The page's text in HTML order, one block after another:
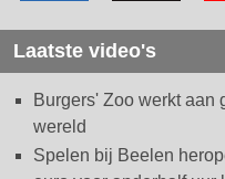
Laatste video's
Burgers' Zoo werkt aan
wereld
Spelen bij Beelen